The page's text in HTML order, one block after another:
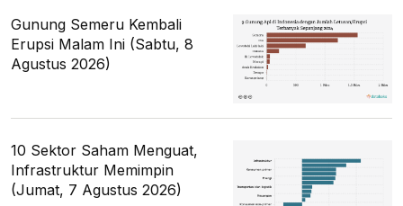
Gunung Semeru Kembali
Erupsi Malam Ini (Sabtu, 8
Agustus 2026)
10 Sektor Saham Menguat,
Infrastruktur Memimpin
(Jumat, 7 Agustus 2026)